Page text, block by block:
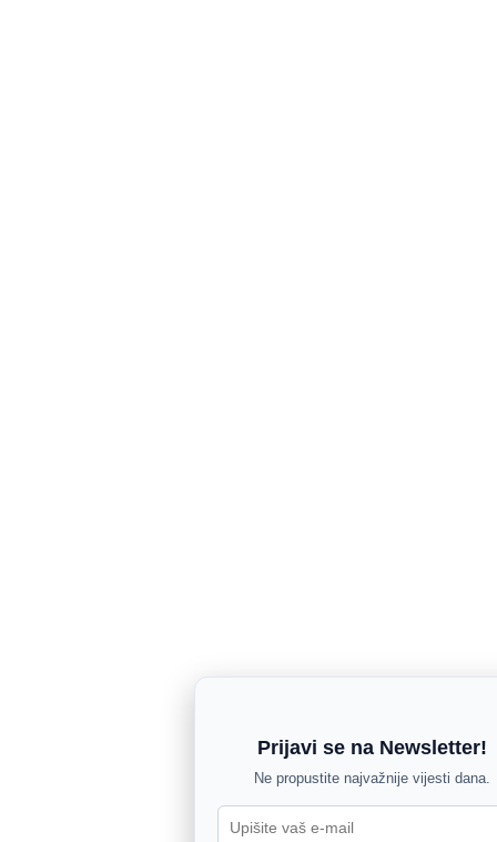
Prijavi se na Newsletter!
Ne propustite najvažnije vijesti dana.